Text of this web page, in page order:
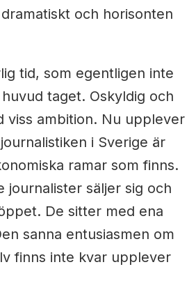
och horisonten
tid, som egentligen inte
taget. Oskyldig och
viss ambition. Nu upplever
i Sverige är
ramar som finns.
journalister säljer sig och
De sitter med ena
sanna entusiasmen om
finns inte kvar upplever